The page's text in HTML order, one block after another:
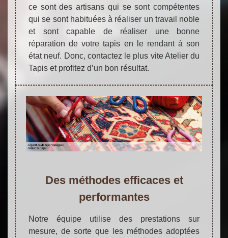
ce sont des artisans qui se sont compétentes
qui se sont habituées à réaliser un travail noble
et sont capable de réaliser une bonne
réparation de votre tapis en le rendant à son
état neuf. Donc, contactez le plus vite Atelier du
Tapis et profitez d’un bon résultat.
Des méthodes efficaces et
performantes
Notre équipe utilise des prestations sur
mesure, de sorte que les méthodes adoptées